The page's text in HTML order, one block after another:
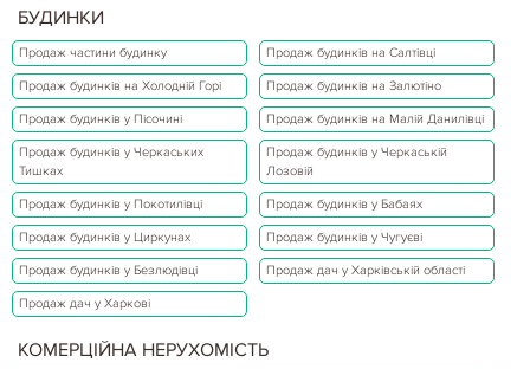
БУДИНКИ
Продаж частини будинку Продаж будинків на Салтівці
Продаж будинків на Холодній Горі Продаж будинків на Залютіно
Продаж будинків у Пісочині Продаж будинків на Малій Данилівці
Продаж будинків у Черкаських
Тишках
Продаж будинків у Черкаській
Лозовій
Продаж будинків у Покотилівці Продаж будинків у Бабаях
Продаж будинків у Циркунах Продаж будинків у Чугуєві
Продаж будинків у Безлюдівці Продаж дач у Харківській області
Продаж дач у Харкові
КОМЕРЦІЙНА НЕРУХОМІСТЬ